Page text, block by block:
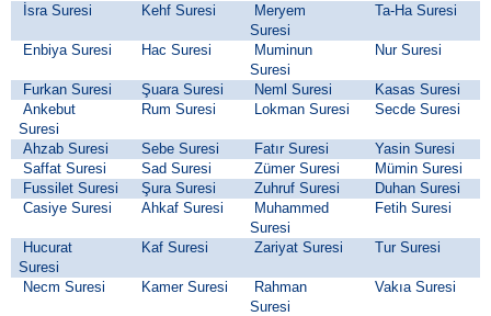
İsra Suresi Kehf Suresi
Meryem
Suresi
Ta-Ha Suresi
Enbiya Suresi Hac Suresi
Muminun
Suresi
Nur Suresi
Furkan Suresi Şuara Suresi Neml Suresi
Kasas Suresi
Ankebut
Suresi
Rum Suresi Lokman Suresi Secde Suresi
Ahzab Suresi Sebe Suresi Fatır Suresi
Yasin Suresi
Saffat Suresi
Sad Suresi Zümer Suresi
Mümin Suresi
Fussilet Suresi
Şura Suresi Zuhruf Suresi
Duhan Suresi
Casiye Suresi
Ahkaf Suresi
Muhammed
Suresi
Fetih Suresi
Hucurat
Suresi
Kaf Suresi Zariyat Suresi Tur Suresi
Necm Suresi Kamer Suresi
Rahman
Suresi
Vakıa Suresi